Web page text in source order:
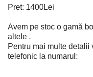
Pret: 1400Lei
Avem pe stoc o gamă
altele .
Pentru mai multe detalii
telefonic la numarul: